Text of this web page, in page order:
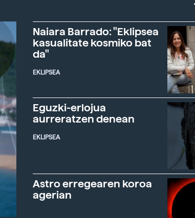
Naiara Barrado: "Eklipsea
kasualitate kosmiko bat
da"
EKLIPSEA
Eguzki-erlojua
aurreratzen denean
EKLIPSEA
Astro erregearen koroa
agerian